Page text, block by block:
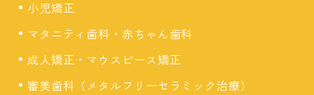
小児矯正
マタニティ歯科・赤ちゃん歯科
成人矯正・マウスピース矯正
審美歯科（メタルフリーセラミック治療）